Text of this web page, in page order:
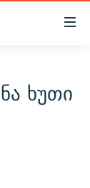
ხუთი